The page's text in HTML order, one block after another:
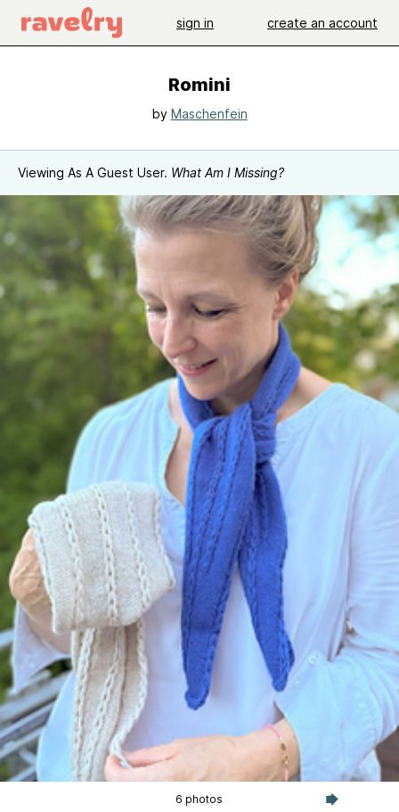
sign in create an account
Romini
by Maschenfein
Viewing As A Guest User. What Am I Missing?
6 photos